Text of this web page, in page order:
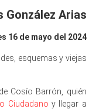
González Arias
16 de mayo del 2024
esquemas y viejas
Cosío Barrón, quién
Ciudadano y llegar a